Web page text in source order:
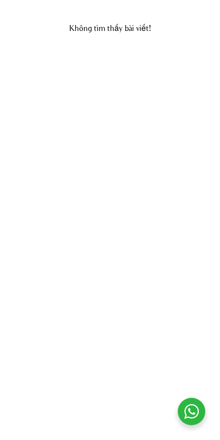
Không tìm thấy bài viết!